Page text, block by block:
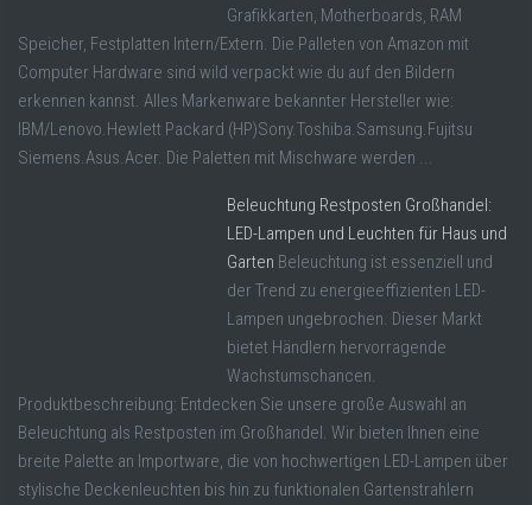
Grafikkarten, Motherboards, RAM
Speicher, Festplatten Intern/Extern. Die Palleten von Amazon mit
Computer Hardware sind wild verpackt wie du auf den Bildern
erkennen kannst. Alles Markenware bekannter Hersteller wie:
IBM/Lenovo.Hewlett Packard (HP)Sony.Toshiba.Samsung.Fujitsu
Siemens.Asus.Acer. Die Paletten mit Mischware werden ...
Beleuchtung Restposten Großhandel:
LED-Lampen und Leuchten für Haus und
Garten Beleuchtung ist essenziell und
der Trend zu energieeffizienten LED-
Lampen ungebrochen. Dieser Markt
bietet Händlern hervorragende
Wachstumschancen.
Produktbeschreibung: Entdecken Sie unsere große Auswahl an
Beleuchtung als Restposten im Großhandel. Wir bieten Ihnen eine
breite Palette an Importware, die von hochwertigen LED-Lampen über
stylische Deckenleuchten bis hin zu funktionalen Gartenstrahlern